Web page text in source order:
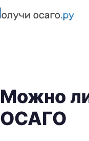
Можно
ОСАГО